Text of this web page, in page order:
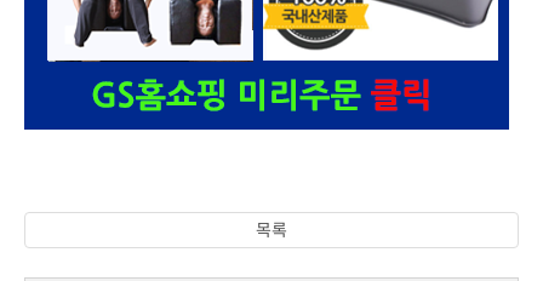
목록